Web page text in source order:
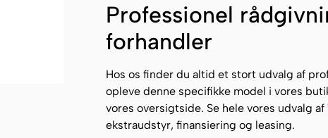
Professionel
forhandler
Hos os finder du altid et stort udvalg af
opleve denne specifikke model i vores
vores oversigtside. Se hele vores udvalg af
ekstraudstyr, finansiering og leasing.